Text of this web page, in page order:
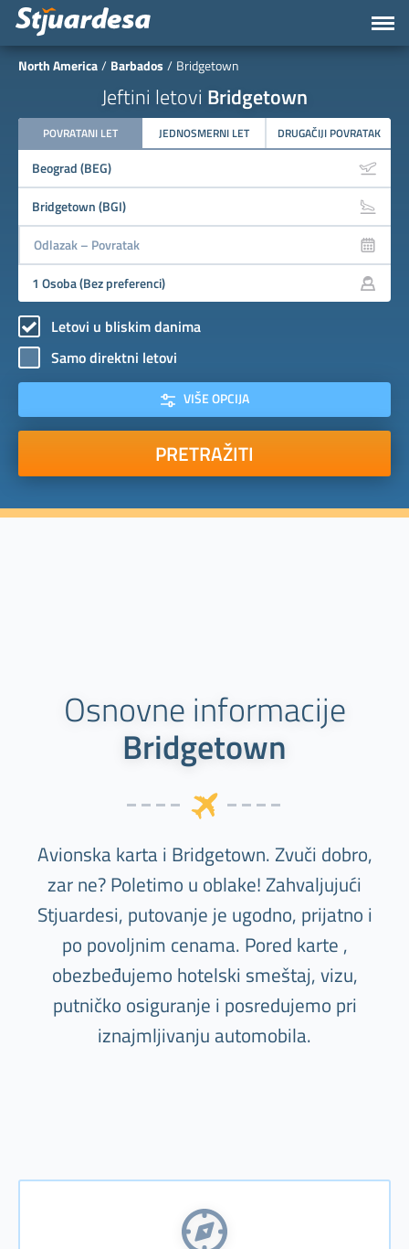
North America Barbados Bridgetown
Jeftini letovi Bridgetown
POVRATANI LET JEDNOSMERNI LET DRUGAČIJI POVRATAK
Letovi u bliskim danima
Samo direktni letovi
VIŠE OPCIJA
PRETRAŽITI
Osnovne informacije
Bridgetown
Avionska karta i Bridgetown. Zvuči dobro,
zar ne? Poletimo u oblake! Zahvaljujući
Stjuardesi, putovanje je ugodno, prijatno i
po povoljnim cenama. Pored karte ,
obezbeđujemo hotelski smeštaj, vizu,
putničko osiguranje i posredujemo pri
iznajmljivanju automobila.